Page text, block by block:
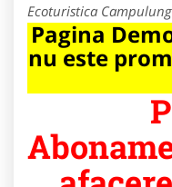
Ecoturistica
Pagina
nu este